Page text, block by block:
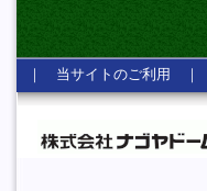
｜ 当サイトのご利用 ｜